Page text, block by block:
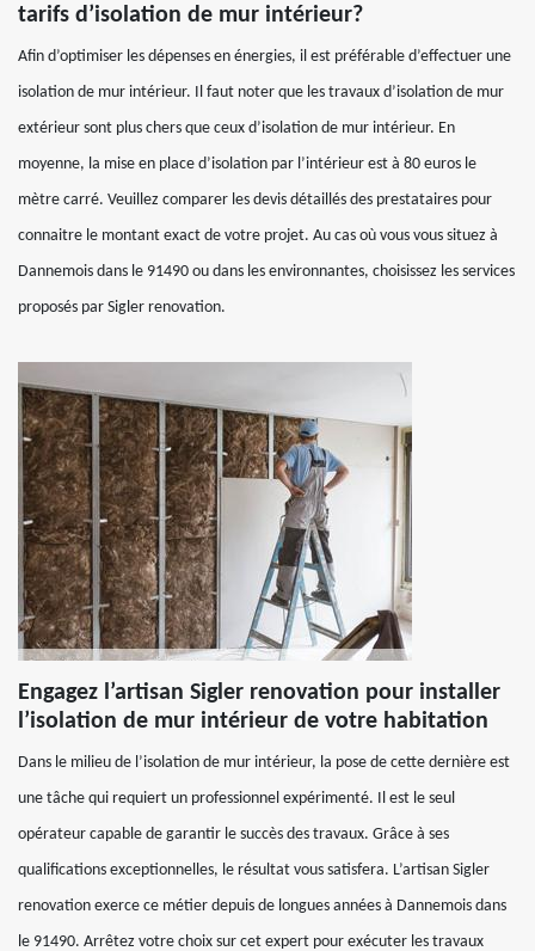
tarifs d’isolation de mur intérieur?
Afin d’optimiser les dépenses en énergies, il est préférable d’effectuer une
isolation de mur intérieur. Il faut noter que les travaux d’isolation de mur
extérieur sont plus chers que ceux d’isolation de mur intérieur. En
moyenne, la mise en place d’isolation par l’intérieur est à 80 euros le
mètre carré. Veuillez comparer les devis détaillés des prestataires pour
connaitre le montant exact de votre projet. Au cas où vous vous situez à
Dannemois dans le 91490 ou dans les environnantes, choisissez les services
proposés par Sigler renovation.
Engagez l’artisan Sigler renovation pour installer
l’isolation de mur intérieur de votre habitation
Dans le milieu de l’isolation de mur intérieur, la pose de cette dernière est
une tâche qui requiert un professionnel expérimenté. Il est le seul
opérateur capable de garantir le succès des travaux. Grâce à ses
qualifications exceptionnelles, le résultat vous satisfera. L’artisan Sigler
renovation exerce ce métier depuis de longues années à Dannemois dans
le 91490. Arrêtez votre choix sur cet expert pour exécuter les travaux